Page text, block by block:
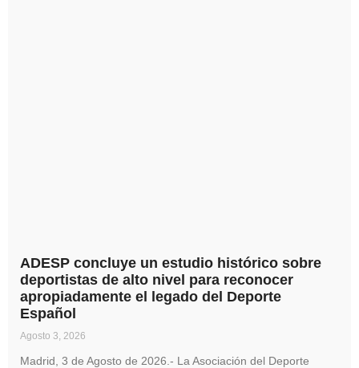
ADESP concluye un estudio histórico sobre
deportistas de alto nivel para reconocer
apropiadamente el legado del Deporte
Español
Agosto 3, 2026
Madrid, 3 de Agosto de 2026.- La Asociación del Deporte